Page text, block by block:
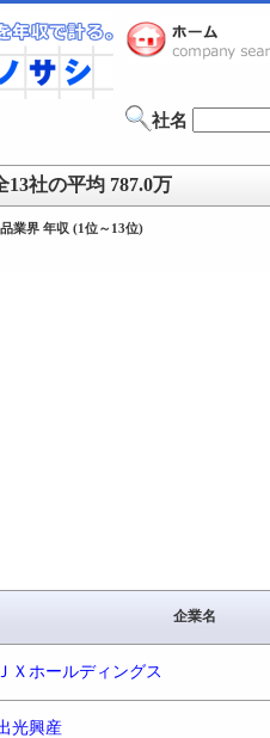
社名
社の平均 787.0万
業界 年収 (1位～13位)
企業名
ＪＸホールディングス
光興産